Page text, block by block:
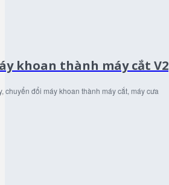
khoan thành máy cắt V2
chuyển đổi máy khoan thành máy cắt, máy cưa